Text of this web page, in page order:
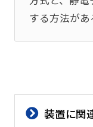
する方法があ
装置に関